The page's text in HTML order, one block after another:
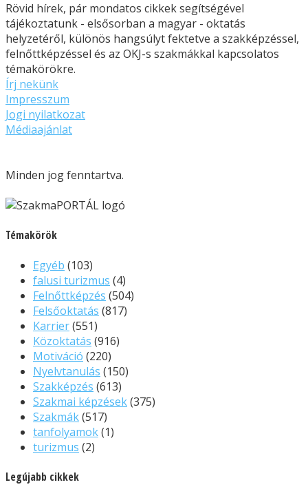
Rövid hírek, pár mondatos cikkek segítségével
tájékoztatunk - elsősorban a magyar - oktatás
helyzetéről, különös hangsúlyt fektetve a szakképzéssel,
felnőttképzéssel és az OKJ-s szakmákkal kapcsolatos
témakörökre.
Írj nekünk
Impresszum
Jogi nyilatkozat
Médiaajánlat
Minden jog fenntartva.
Témakörök
Egyéb (103)
falusi turizmus (4)
Felnőttképzés (504)
Felsőoktatás (817)
Karrier(551)
Közoktatás (916)
Motiváció (220)
Nyelvtanulás (150)
Szakképzés (613)
Szakmai képzések(375)
Szakmák(517)
tanfolyamok(1)
turizmus (2)
Legújabb cikkek